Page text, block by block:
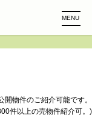
MENU
開物件のご紹介可能です。
件以上の売物件紹介可。)